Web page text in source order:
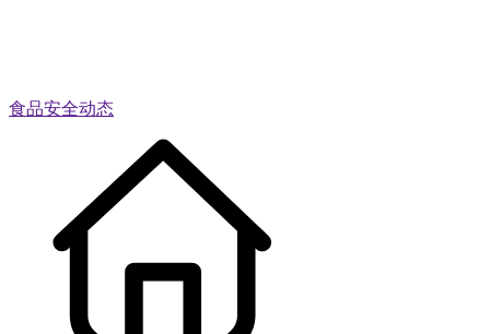
食品安全动态